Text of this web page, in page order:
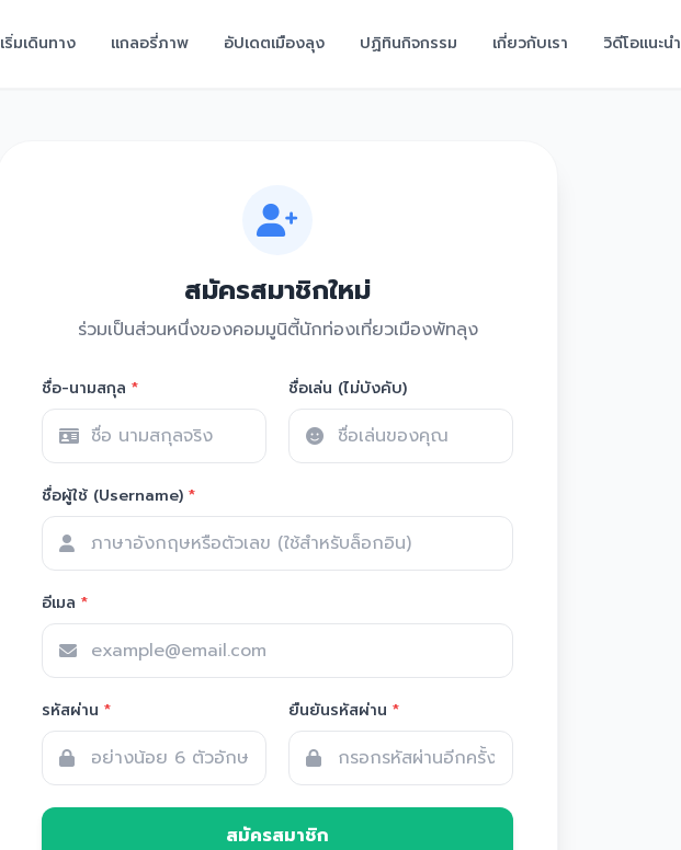
เริ่มเดินทาง แกลอรี่ภาพ อัปเดตเมืองลุง ปฏิทินกิจกรรม เกี่ยวกับเรา วิดีโอแนะนำ
สมัครสมาชิกใหม่
ร่วมเป็นส่วนหนึ่งของคอมมูนิตี้นักท่องเที่ยวเมืองพัทลุง
ชื่อ-นามสกุล * ชื่อเล่น (ไม่บังคับ)
ชื่อผู้ใช้ (Username) *
อีเมล *
รหัสผ่าน * ยืนยันรหัสผ่าน *
สมัครสมาชิก